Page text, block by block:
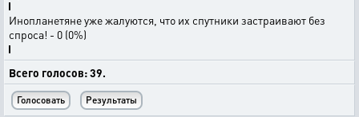
Инопланетяне уже жалуются, что их спутники застраивают без
спроса! - 0 (0%)
Всего голосов: 39.